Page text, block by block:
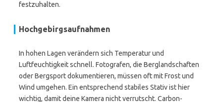
festzuhalten.
Hochgebirgsaufnahmen
In hohen Lagen verändern sich Temperatur und
Luftfeuchtigkeit schnell. Fotografen, die Berglandschaften
oder Bergsport dokumentieren, müssen oft mit Frost und
Wind umgehen. Ein entsprechend stabiles Stativ ist hier
wichtig, damit deine Kamera nicht verrutscht. Carbon-